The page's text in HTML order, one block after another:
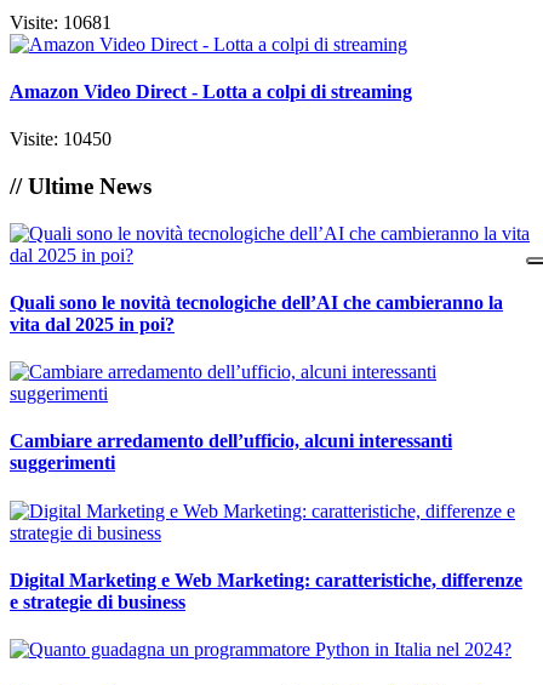
Visite: 10681
Amazon Video Direct - Lotta a colpi di streaming
Visite: 10450
// Ultime News
Quali sono le novità tecnologiche dell’AI che cambieranno la
vita dal 2025 in poi?
Cambiare arredamento dell’ufficio, alcuni interessanti
suggerimenti
Digital Marketing e Web Marketing: caratteristiche, differenze
e strategie di business